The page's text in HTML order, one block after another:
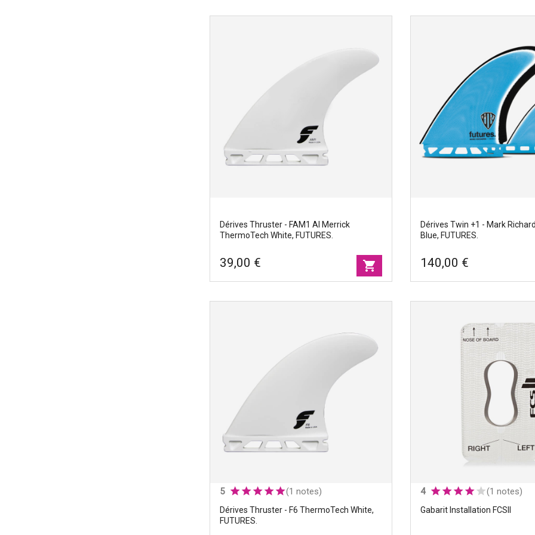
Dérives Thruster - FAM1 Al Merrick
Futures.
Couleurs|
Type de dérives
Votre gabarit
Medium (55 to 80 kgs)
Construction, séries|Thermotech
Dérives Thruster - FAM1 Al Merrick
ThermoTech White, FUTURES.
39,00 € shopping_cart
Dérives Twin +1 - Mark
Marques|Futures.
Type de dérives|Twins
Votre gabarit|Large (+ 75
Construction, séries
|
Twin+1
Type de planche |
Twin
Single Tab
Pivot
Dérives Twin +1 - Mark
Blue, FUTURES.
140,00 €
5 (1 notes)
Dérives Thruster - F6 ThermoTech White,
FUTURES.
4 (1 notes)
Gabarit Installation FCSII